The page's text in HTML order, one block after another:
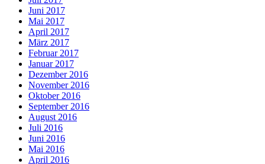
Juni 2017
Mai 2017
April 2017
März 2017
Februar 2017
Januar 2017
Dezember 2016
November 2016
Oktober 2016
September 2016
August 2016
Juli 2016
Juni 2016
Mai 2016
April 2016